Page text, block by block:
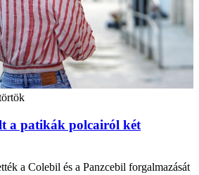
a patikák polcairól két
a Colebil és a Panzcebil forgalmazását